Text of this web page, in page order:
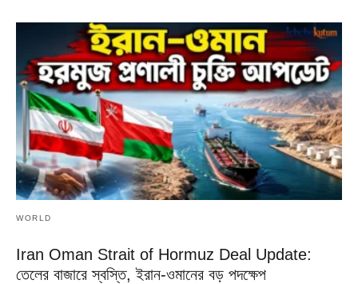
WORLD
Iran Oman Strait of Hormuz Deal Update:
তেলের বাজারে স্বস্তি, ইরান-ওমানের বড় পদক্ষেপ